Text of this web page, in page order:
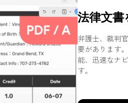
法律文
弁護士、裁判
要があります
能、迅速なナ
す。